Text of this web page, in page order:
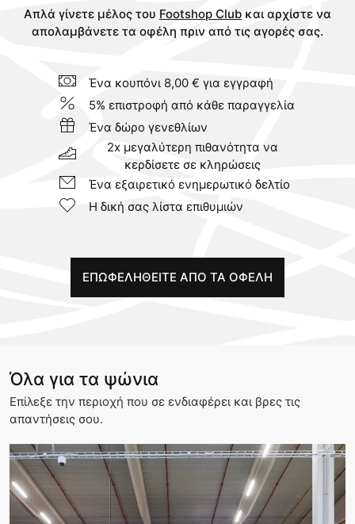
Απλά γίνετε μέλος του Footshop Club και αρχίστε να
απολαμβάνετε τα οφέλη πριν από τις αγορές σας.
Ένα κουπόνι 8,00 € για εγγραφή
5% επιστροφή από κάθε παραγγελία
Ένα δώρο γενεθλίων
2x μεγαλύτερη πιθανότητα να
κερδίσετε σε κληρώσεις
Ένα εξαιρετικό ενημερωτικό δελτίο
Η δική σας λίστα επιθυμιών
ΕΠΩΦΕΛΗΘΕIΤΕ ΑΠO ΤΑ ΟΦEΛΗ
Όλα για τα ψώνια
Επίλεξε την περιοχή που σε ενδιαφέρει και βρες τις
απαντήσεις σου.